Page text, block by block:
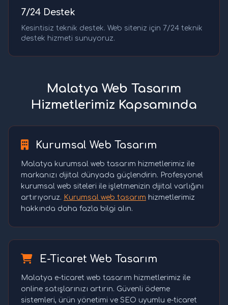
7/24 Destek
Kesintisiz teknik destek. Web siteniz için 7/24 teknik
destek hizmeti sunuyoruz.
Malatya Web Tasarım
Hizmetlerimiz Kapsamında
Kurumsal Web Tasarım
Malatya kurumsal web tasarım hizmetlerimiz ile
markanızı dijital dünyada güçlendirin. Profesyonel
kurumsal web siteleri ile işletmenizin dijital varlığını
artırıyoruz. Kurumsal web tasarım hizmetlerimiz
hakkında daha fazla bilgi alın.
E-Ticaret Web Tasarım
Malatya e-ticaret web tasarım hizmetlerimiz ile
online satışlarınızı artırın. Güvenli ödeme
sistemleri, ürün yönetimi ve SEO uyumlu e-ticaret